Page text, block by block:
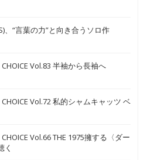
、“言葉の力”と向き合うソロ作
CHOICE Vol.83 半袖から長袖へ
CHOICE Vol.72 私的シャムキャッツ ベ
Vol.66 THE 1975擁する〈ダー
く